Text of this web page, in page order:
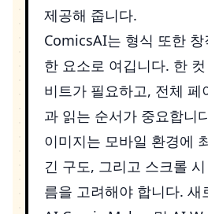
제공해 줍니다.
ComicsAI는 형식 또한 창
한 요소로 여깁니다. 한
비트가 필요하고, 전체 페
과 읽는 순서가 중요합니
이미지는 모바일 환경에
긴 구도, 그리고 스크롤
름을 고려해야 합니다. 새